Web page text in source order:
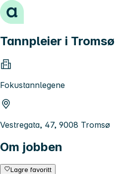
Hopp til innhold
Tannpleier i Tromsø
Fokustannlegene
Vestregata, 47, 9008 Tromsø
Om jobben
Lagre favoritt